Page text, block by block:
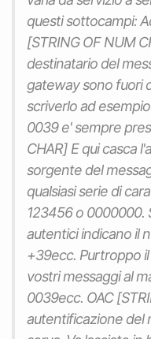
questi sottocampi:
[STRING OF NUM
destinatario del
gateway sono fuori
scriverlo ad
0039 e' sempre
CHAR] E qui casca
sorgente del
qualsiasi serie di
123456 o 0000000.
autentici indicano il
+39ecc. Purtroppo
vostri messaggi al
0039ecc. OAC
autentificazione del